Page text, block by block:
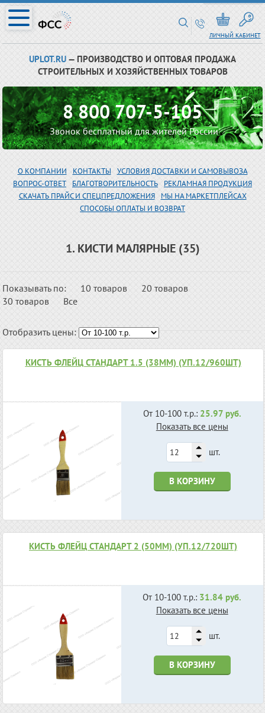
ЛИЧНЫЙ КАБИНЕТ
UPLOT.RU — ПРОИЗВОДСТВО И ОПТОВАЯ ПРОДАЖА
СТРОИТЕЛЬНЫХ И ХОЗЯЙСТВЕННЫХ ТОВАРОВ
8 800 707-5-105
Звонок бесплатный для жителей России
О КОМПАНИИ КОНТАКТЫ
УСЛОВИЯ ДОСТАВКИ И САМОВЫВОЗА
ВОПРОС-ОТВЕТ
БЛАГОТВОРИТЕЛЬНОСТЬ
РЕКЛАМНАЯ ПРОДУКЦИЯ
СКАЧАТЬ ПРАЙС И СПЕЦПРЕДЛОЖЕНИЯ
МЫ НА МАРКЕТПЛЕЙСАХ
СПОСОБЫ ОПЛАТЫ И ВОЗВРАТ
1. КИСТИ МАЛЯРНЫЕ (35)
Показывать по: 10 товаров
20 товаров
30 товаров
Все
Отобразить цены:
КИСТЬ ФЛЕЙЦ СТАНДАРТ 1.5 (38ММ) (УП.12/960ШТ)
От 10-100 т.р.: 25.97 руб.
Показать все цены
шт.
В КОРЗИНУ
КИСТЬ ФЛЕЙЦ СТАНДАРТ 2 (50ММ) (УП.12/720ШТ)
От 10-100 т.р.: 31.84 руб.
Показать все цены
шт.
В КОРЗИНУ